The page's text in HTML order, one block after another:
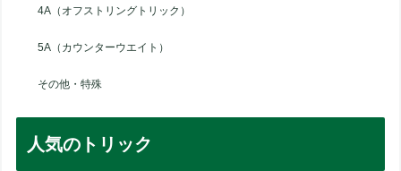
4A（オフストリングトリック）
5A（カウンターウエイト）
その他・特殊
人気のトリック